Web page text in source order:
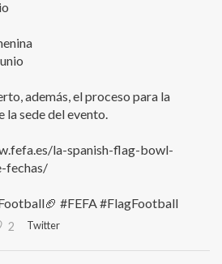
además, el proceso para la
la sede del evento.
la-spanish-flag-bowl-
fechas/
#FEFA #FlagFootball
2 Twitter